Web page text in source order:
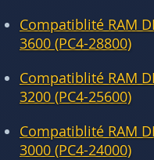
Compatiblité RAM
3600 (PC4-28800)
Compatiblité RAM
3200 (PC4-25600)
Compatiblité RAM
3000 (PC4-24000)